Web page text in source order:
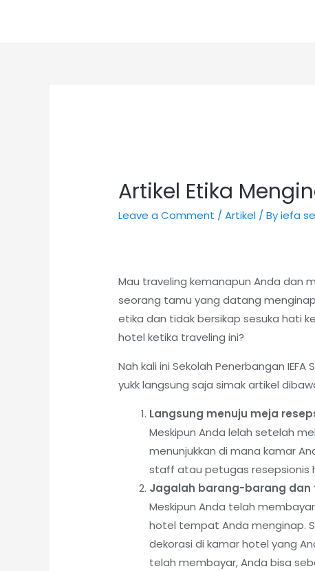
Artikel Etika
Leave a Comment /Artikel / Byiefa
Mau traveling kemanapun Anda dan
seorang tamu yang datang
etika dan tidak bersikap sesuka hati
hotel ketika traveling ini?
Nah kali ini Sekolah Penerbangan
yukk langsung saja simak artikel
Langsung menuju meja
Meskipun Anda lelah setelah
menunjukkan di mana kamar
staff atau petugas resepsionis
Jagalah barang-barang dan
Meskipun Anda telah
hotel tempat Anda menginap.
dekorasi di kamar hotel yang
telah membayar, Anda bisa